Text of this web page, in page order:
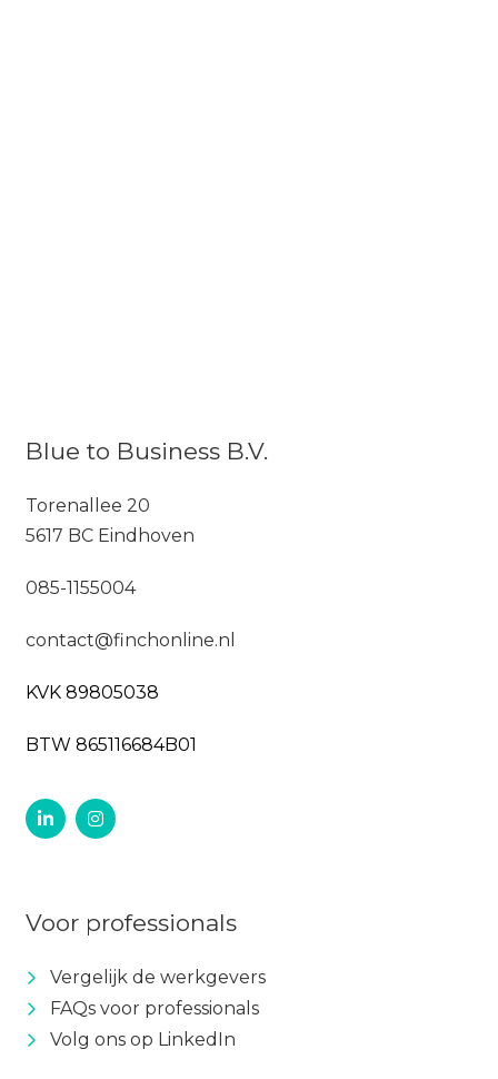
Blue to Business B.V.
Torenallee 20
5617 BC Eindhoven
085-1155004
contact@finchonline.nl
KVK 89805038
BTW 865116684B01
Voor professionals
Vergelijk de werkgevers
FAQs voor professionals
Volg ons op LinkedIn